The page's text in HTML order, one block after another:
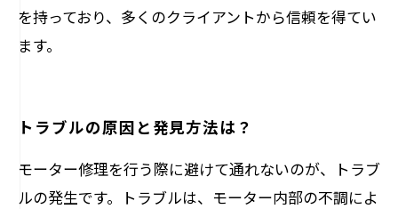
を持っており、多くのクライアントから信頼を得てい
ます。
トラブルの原因と発見方法は？
モーター修理を行う際に避けて通れないのが、トラブ
ルの発生です。トラブルは、モーター内部の不調によ